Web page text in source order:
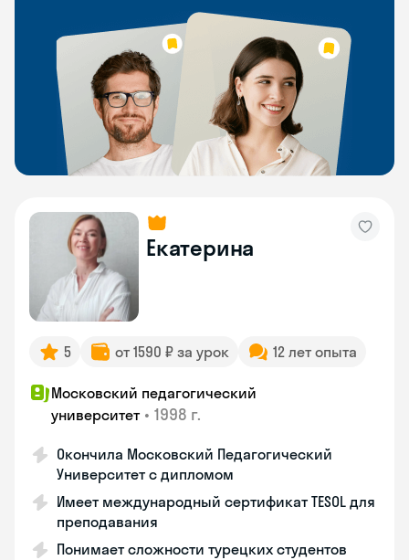
Екатерина
5 от 1590 ₽ за урок 12 лет опыта
Московский педагогический
университет • 1998 г.
Окончила Московский Педагогический
Университет с дипломом
Имеет международный сертификат TESOL для
преподавания
Понимает сложности турецких студентов